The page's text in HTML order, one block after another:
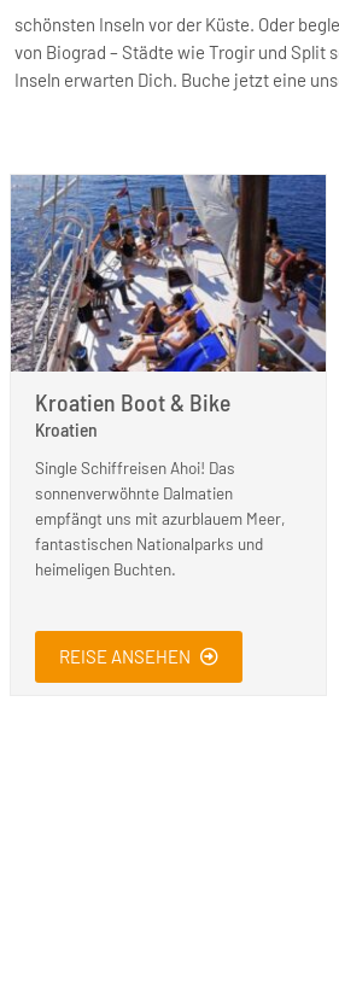
Inseln erwarten Dich. Buche jetzt eine
Kroatien Boot & Bike
Kroatien
Single Schiffreisen Ahoi! Das
sonnenverwöhnte Dalmatien
empfängt uns mit azurblauem Meer,
fantastischen Nationalparks und
heimeligen Buchten.
REISE ANSEHEN